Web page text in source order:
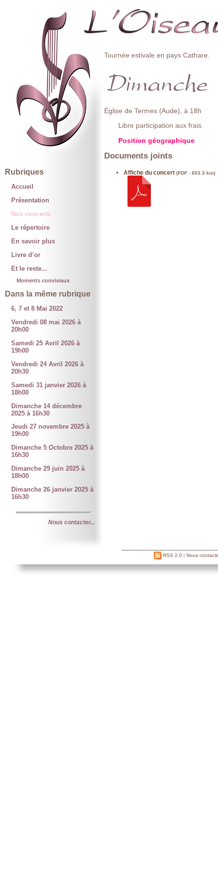
Rubriques
Accueil
Présentation
Nos concerts
Le répertoire
En savoir plus
Livre d’or
Et le reste...
Moments conviviaux
Dans la même rubrique
6, 7 et 8 Mai 2022
Vendredi 08 mai 2026 à
20h00
Samedi 25 Avril 2026 à
19h00
Vendredi 24 Avril 2026 à
20h30
Samedi 31 janvier 2026 à
18h00
Dimanche 14 décembre
2025 à 16h30
Jeudi 27 novembre 2025 à
19h00
Dimanche 5 Octobre 2025 à
16h30
Dimanche 29 juin 2025 à
18h00
Dimanche 26 janvier 2025 à
16h30
Nous contacter...
Tournée estivale en pays Cathare.
Église de Termes (Aude), à 18h
Libre participation aux frais.
Position géographique
Documents joints
Affiche du concert (PDF - 603.3 kio)
RSS 2.0| Nous